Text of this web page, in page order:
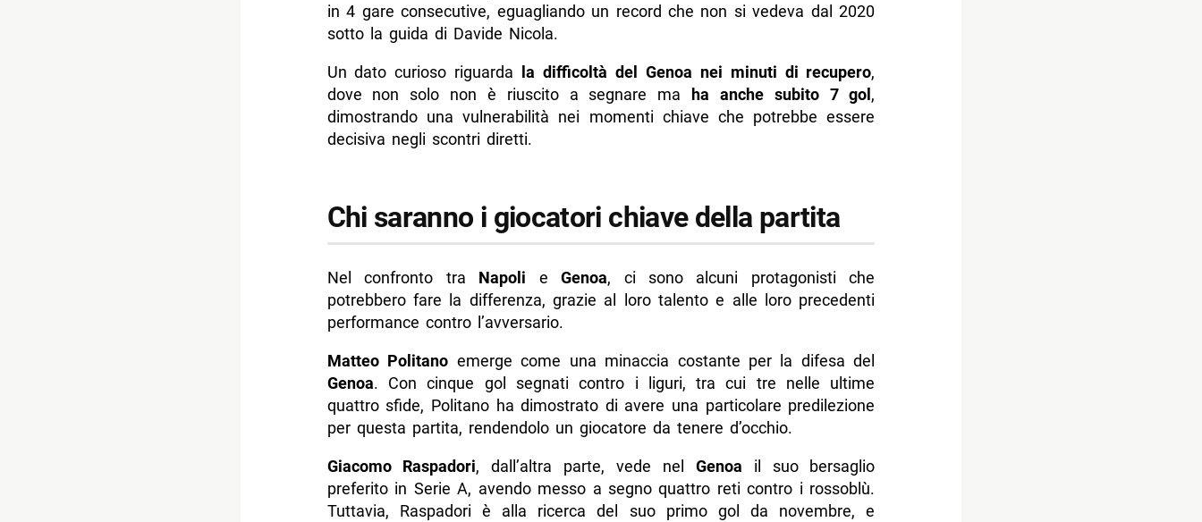
in 4 gare consecutive, eguagliando un record che non si vedeva dal 2020
sotto la guida di Davide Nicola.
Un dato curioso riguarda la difficoltà del Genoa nei minuti di recupero,
dove non solo non è riuscito a segnare ma ha anche subito 7 gol,
dimostrando una vulnerabilità nei momenti chiave che potrebbe essere
decisiva negli scontri diretti.
Chi saranno i giocatori chiave della partita
Nel confronto tra Napoli eGenoa, ci sono alcuni protagonisti che
potrebbero fare la differenza, grazie al loro talento e alle loro precedenti
performance contro l’avversario.
Matteo Politano emerge come una minaccia costante per la difesa del
Genoa. Con cinque gol segnati contro i liguri, tra cui tre nelle ultime
quattro sfide, Politano ha dimostrato di avere una particolare predilezione
per questa partita, rendendolo un giocatore da tenere d’occhio.
Giacomo Raspadori, dall’altra parte, vede nel Genoa il suo bersaglio
preferito in Serie A, avendo messo a segno quattro reti contro i rossoblù.
Tuttavia, Raspadori è alla ricerca del suo primo gol da novembre, e